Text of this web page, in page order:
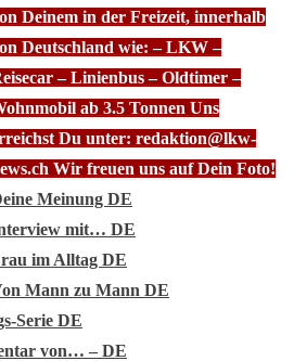
Deinem in der Freizeit, innerhalb
Deutschland wie: – LKW –
– Linienbus – Oldtimer –
ab 3.5 Tonnen Uns
Du unter: redaktion@lkw-
Wir freuen uns auf Dein Foto!
Meinung DE
mit… DE
im Alltag DE
Mann zu Mann DE
Serie DE
von… – DE